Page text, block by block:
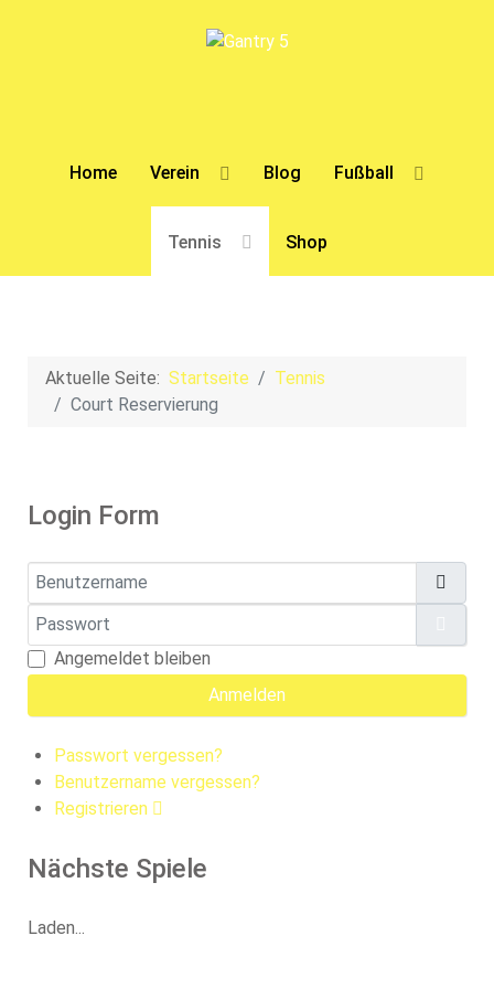
Home Verein Blog Fußball
Tennis Shop
Aktuelle Seite: Startseite
Tennis
Court Reservierung
Login Form
Benutzername
Passwort
Angemeldet bleiben
Anmelden
Passwort vergessen?
Benutzername vergessen?
Registrieren
Nächste Spiele
Laden...